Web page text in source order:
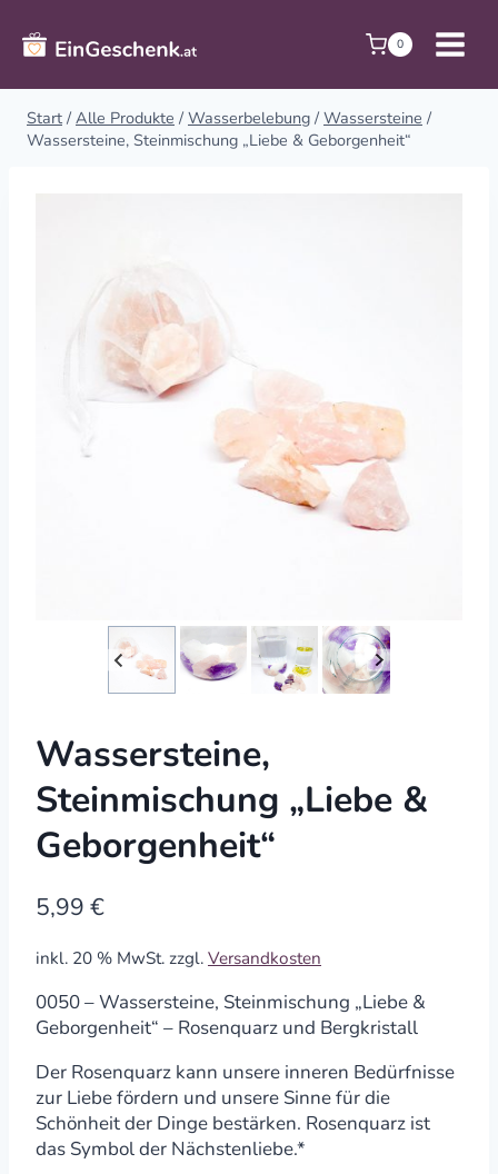
Inhalt
springen
0
Start / Alle Produkte / Wasserbelebung / Wassersteine /
Wassersteine, Steinmischung „Liebe & Geborgenheit“
Wassersteine,
Steinmischung „Liebe &
Geborgenheit“
5,99 €
inkl. 20 % MwSt. zzgl. Versandkosten
0050 – Wassersteine, Steinmischung „Liebe &
Geborgenheit“ – Rosenquarz und Bergkristall
Der Rosenquarz kann unsere inneren Bedürfnisse
zur Liebe fördern und unsere Sinne für die
Schönheit der Dinge bestärken. Rosenquarz ist
das Symbol der Nächstenliebe.*